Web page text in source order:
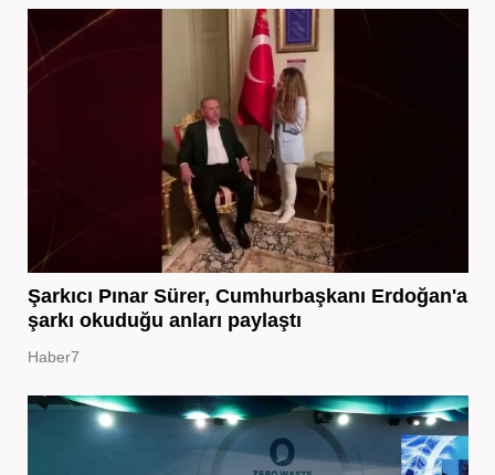
Şarkıcı Pınar Sürer, Cumhurbaşkanı Erdoğan'a
şarkı okuduğu anları paylaştı
Haber7